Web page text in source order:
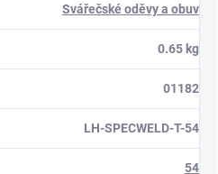
Svářečské oděvy a obuv
0.65 kg
01182
LH-SPECWELD-T-54
54